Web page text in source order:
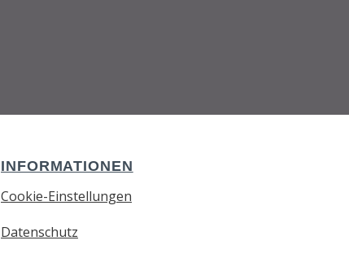
INFORMATIONEN
Cookie-Einstellungen
Datenschutz